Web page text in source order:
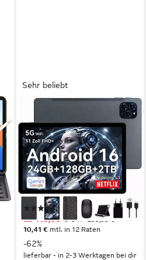
Sehr beliebt
T9 11" FHD Android 16 Tablet
mit Tastatur Maus Hülle 8000
mAh WiFi Tablet
11 Zoll Bildschirmdiagonale
128 GB Speichergröße
1920x1200 px Bildschirmauflösung
Produktdatenblatt
(144)
ab 113,99 € UVP299,99 €
10,41 € mtl. in 12 Raten
-62%
lieferbar - in 2-3 Werktagen bei dir